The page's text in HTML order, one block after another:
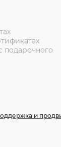
подарочного
и